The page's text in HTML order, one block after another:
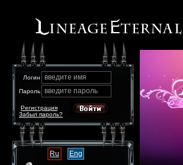
Логин введите имя
Пароль введите пароль
Забыл пароль?
Регистрация
Ru
Eng